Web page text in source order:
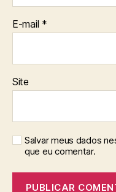
E-mail *
Site
Salvar meus dados
que eu comentar.